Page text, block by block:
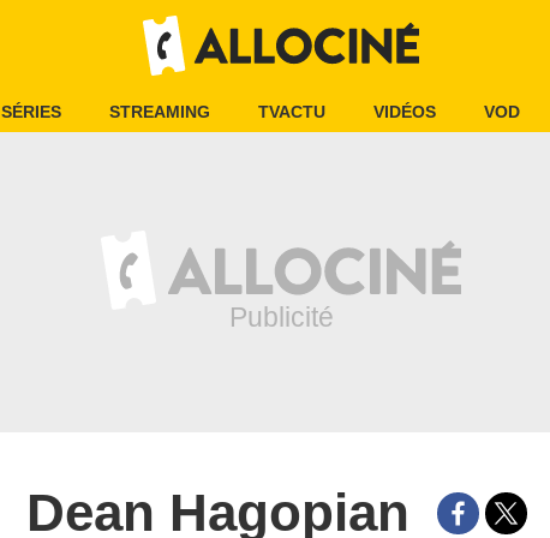
SÉRIES STREAMING TVACTU VIDÉOS VOD
Dean Hagopian